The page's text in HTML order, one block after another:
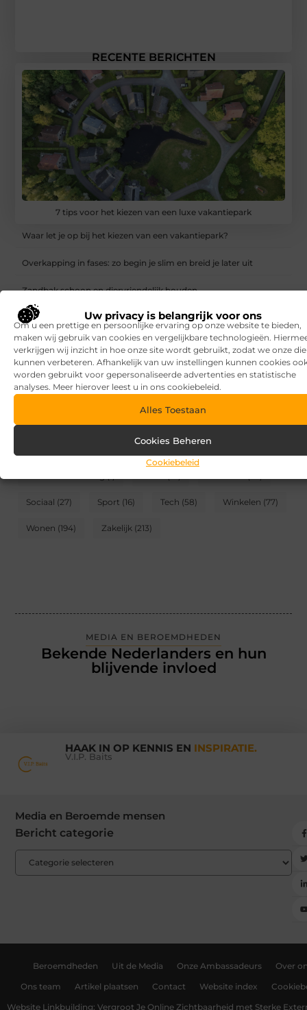
Uw privacy is belangrijk voor ons
Om u een prettige en persoonlijke ervaring op onze website te bieden,
maken wij gebruik van cookies en vergelijkbare technologieën.
verkrijgen wij inzicht in hoe onze site wordt gebruikt, zodat we onze
kunnen verbeteren. Afhankelijk van uw instellingen kunnen cookies
worden gebruikt voor gepersonaliseerde advertenties en statistische
analyses. Meer hierover leest u in ons cookiebeleid.
Alles Toestaan
Cookies Beheren
Cookiebeleid
RECENTE BERICHTEN
7 tips voor het kiezen van een luxe vakantiepark
Waar let je op bij het kiezen van een vakantiepark?
Overkapping in fases: zo begin je slim en breid je later uit
Zandbak schoon en diervriendelijk houden
Vind de perfecte garage in Eerbeek
Aanrijdbeveiliging: voorkom schade, stilstand en onveilige
situaties op de werkvloer
Rijlessen in Haarlem? Zo vergroot je jouw kans om sneller te
slagen
Sociaal (27) Sport (16) Tech (58) Winkelen (77)
Wonen (194) Zakelijk (213)
MEDIA EN BEROEMDHEDEN
Bekende Nederlanders en hun
blijvende invloed
HAAK IN OP KENNIS EN INSPIRATIE.
V.I.P. Baits
Media en Beroemde mensen
Bericht categorie
Beroemdheden Uit de Media Onze Ambassadeurs Over
Ons team Artikel plaatsen Contact Website index
Website Linkbuilding: Vergroot Je Online Zichtbaarheid met Sterke